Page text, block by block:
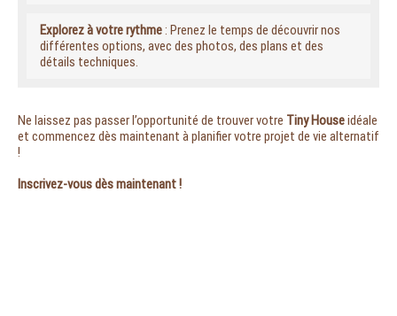
Explorez à votre rythme: Prenez le temps de découvrir nos
différentes options, avec des photos, des plans et des
détails techniques.
Ne laissez pas passer l’opportunité de trouver votre Tiny Houseidéale
et commencez dès maintenant à planifier votre projet de vie alternatif
!
Inscrivez-vous dès maintenant !